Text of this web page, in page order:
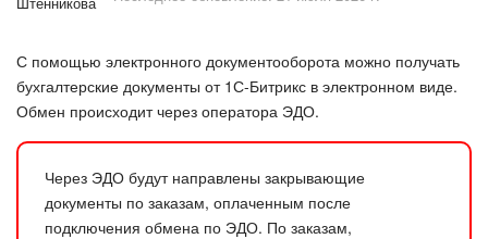
Безопасность в Битрикс24
Тарифы и оплата
С чего начать
AI в Битрикс24
Вайбкод
С помощью электронного документооборота можно получать
бухгалтерские документы от 1С-Битрикс в электронном виде.
Обмен происходит через оператора ЭДО.
Через ЭДО будут направлены закрывающие
документы по заказам, оплаченным после
подключения обмена по ЭДО. По заказам,